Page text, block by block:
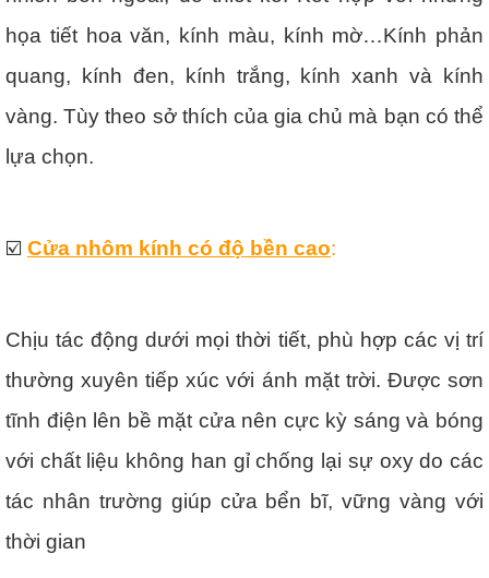
họa tiết hoa văn, kính màu, kính mờ…Kính phản
quang, kính đen, kính trắng, kính xanh và kính
vàng. Tùy theo sở thích của gia chủ mà bạn có thể
lựa chọn.
☑️ Cửa nhôm kính có độ bền cao:
Chịu tác động dưới mọi thời tiết, phù hợp các vị trí
thường xuyên tiếp xúc với ánh mặt trời. Được sơn
tĩnh điện lên bề mặt cửa nên cực kỳ sáng và bóng
với chất liệu không han gỉ chống lại sự oxy do các
tác nhân trường giúp cửa bển bĩ, vững vàng với
thời gian